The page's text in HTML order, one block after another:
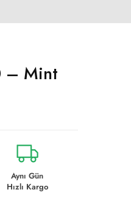
– Mint
Aynı Gün
Hızlı Kargo